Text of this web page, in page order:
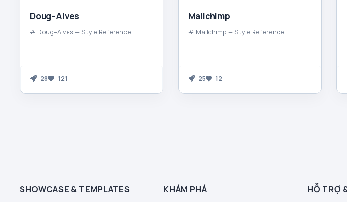
Doug–Alves
# Doug–Alves — Style Reference
28 121
Mailchimp
# Mailchimp — Style Reference
25 12
SHOWCASE & TEMPLATES KHÁM PHÁ HỖ TRỢ